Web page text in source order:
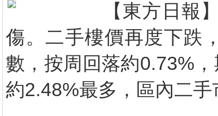
【東方日報
傷。二手樓價再度下跌
數，按周回落約0.73%
約2.48%最多，區內二